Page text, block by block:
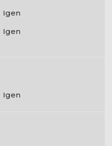
Igen
Igen
Igen